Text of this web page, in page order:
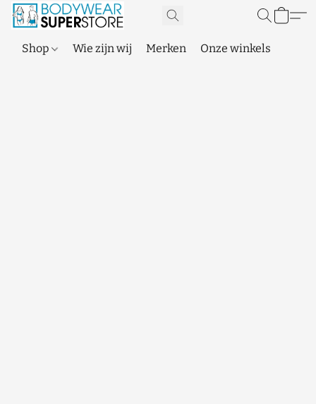
Shop Wie zijn wij Merken Onze winkels